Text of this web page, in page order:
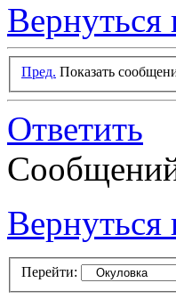
Вернуться
Пред. Показать
Ответить
Вернуться
Перейти: